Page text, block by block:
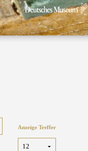
Anzeige Treffer